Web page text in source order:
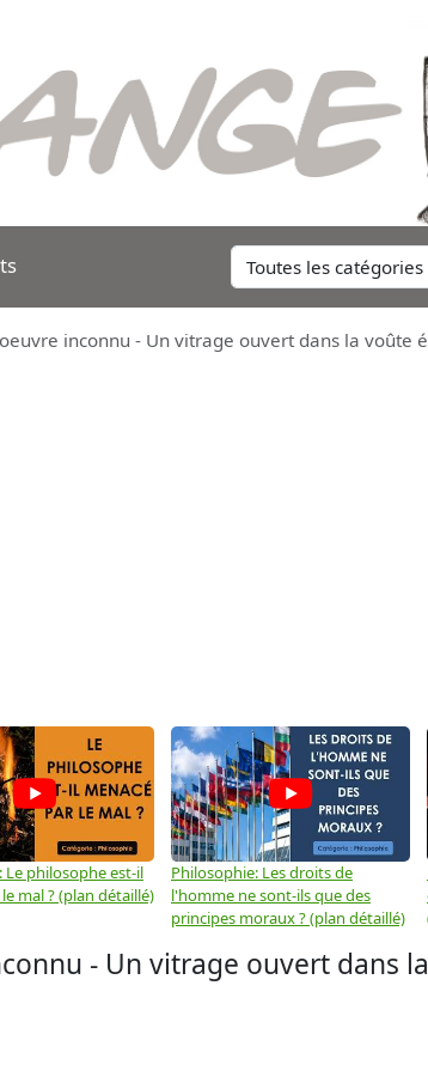
inconnu - Un vitrage ouvert dans la voûte
Le philosophe est-il
mal ? (plan détaillé)
Philosophie: Les droits de
l'homme ne sont-ils que des
principes moraux ? (plan détaillé)
- Un vitrage ouvert dans